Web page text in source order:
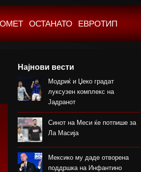
ОСТАНАТО ЕВРОТИП
Најнови вести
Модриќ и Џеко градат
луксузен комплекс на
Јадранот
Синот на Меси ќе потпише за
Ла Масија
Мексико му даде отворена
поддршка на Инфантино